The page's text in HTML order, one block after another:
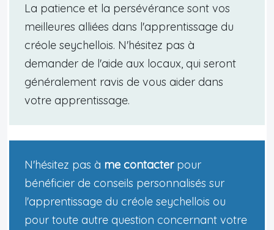
La patience et la persévérance sont vos
meilleures alliées dans l'apprentissage du
créole seychellois. N'hésitez pas à
demander de l'aide aux locaux, qui seront
généralement ravis de vous aider dans
votre apprentissage.
N'hésitez pas à me contacterpour
bénéficier de conseils personnalisés sur
l'apprentissage du créole seychellois ou
pour toute autre question concernant votre